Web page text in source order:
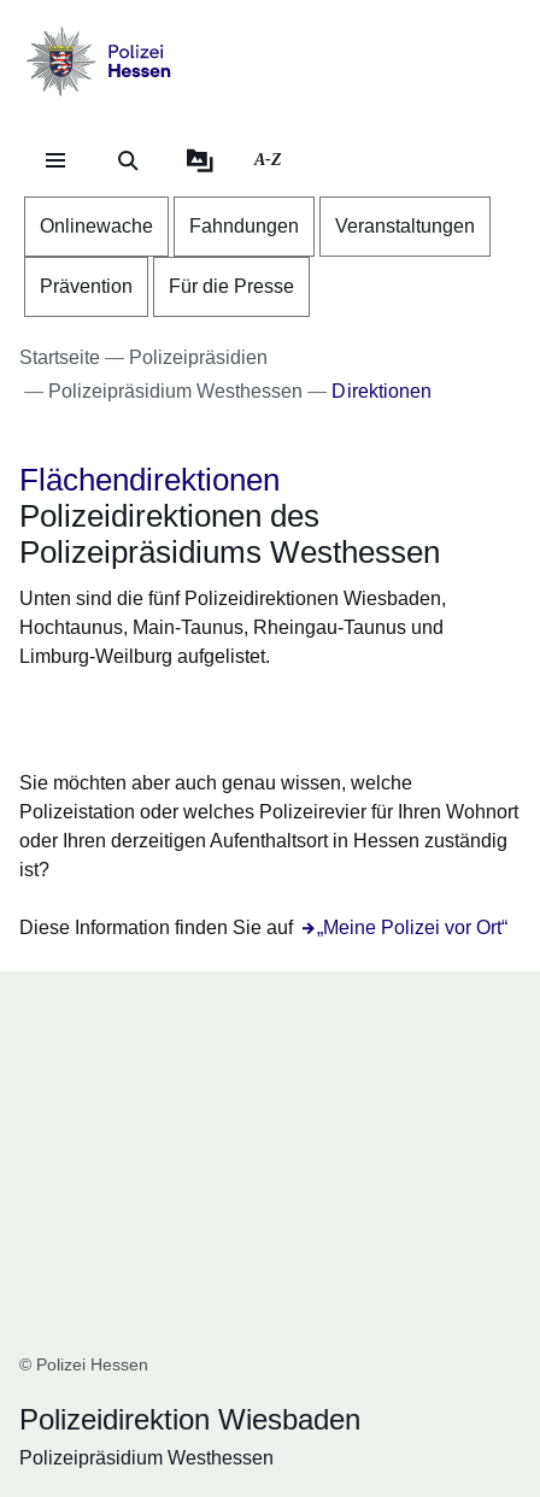
Hessen
A-Z
Onlinewache Fahndungen Veranstaltungen
Prävention Für die Presse
Startseite
Polizeipräsidien
Polizeipräsidium Westhessen
Direktionen
Flächendirektionen
Polizeidirektionen des
Polizeipräsidiums Westhessen
Unten sind die fünf Polizeidirektionen Wiesbaden,
Hochtaunus, Main-Taunus, Rheingau-Taunus und
Limburg-Weilburg aufgelistet.
Sie möchten aber auch genau wissen, welche
Polizeistation oder welches Polizeirevier für Ihren Wohnort
oder Ihren derzeitigen Aufenthaltsort in Hessen zuständig
ist?
Diese Information finden Sie auf „Meine Polizei vor Ort“
© Polizei Hessen
Polizeidirektion Wiesbaden
Polizeipräsidium Westhessen